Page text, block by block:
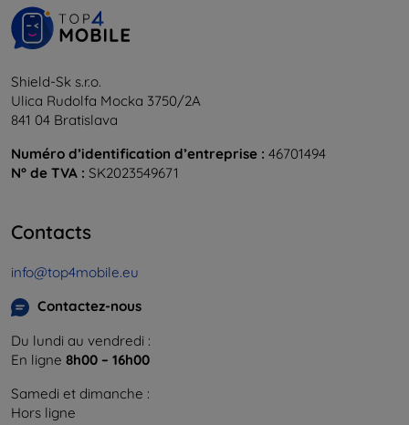
Shield-Sk s.r.o.
Ulica Rudolfa Mocka 3750/2A
841 04 Bratislava
Numéro d’identification d’entreprise : 46701494
N° de TVA : SK2023549671
Contacts
info@top4mobile.eu
Contactez-nous
Du lundi au vendredi :
En ligne 8h00 – 16h00
Samedi et dimanche :
Hors ligne